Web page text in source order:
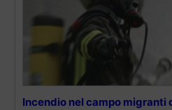
Incendio nel campo migranti